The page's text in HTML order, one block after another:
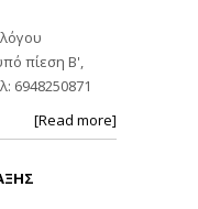
πίεση Β',
6948250871
[Read more]